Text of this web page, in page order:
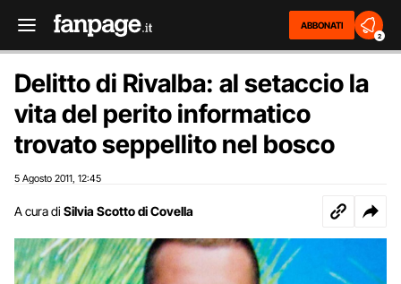
ABBONATI
2
Delitto di Rivalba: al setaccio la
vita del perito informatico
trovato seppellito nel bosco
5 Agosto 2011 12:45
A cura di Silvia Scotto di Covella